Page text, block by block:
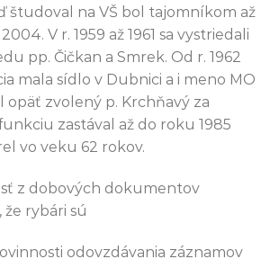
študoval na VŠ bol tajomníkom až
V r. 1959 až 1961 sa vystriedali
pp. Čičkan a Smrek. Od r. 1962
mala sídlo v Dubnici a i meno MO
opäť zvolený p. Krchňavý za
zastával až do roku 1985
vo veku 62 rokov.
z dobových dokumentov
rybári sú
odovzdávania záznamov